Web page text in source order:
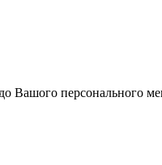
Вашого персонального